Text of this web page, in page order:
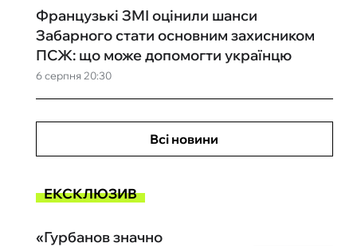
6 серпня 20:30
Французькі ЗМІ оцінили шанси
Забарного стати основним захисником
ПСЖ: що може допомогти українцю
Всі новини
ЕКСКЛЮЗИВ
«Гурбанов значно